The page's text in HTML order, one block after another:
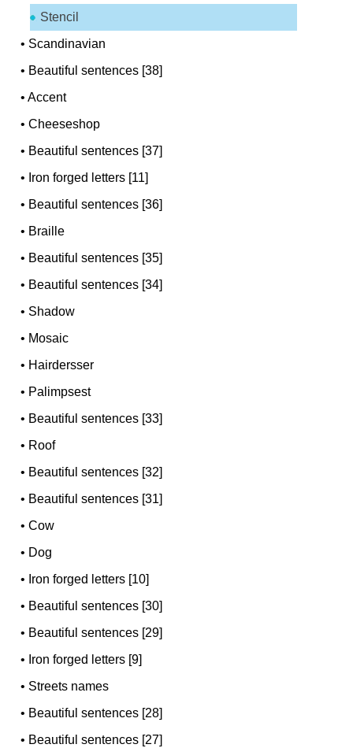
Stencil
• Scandinavian
• Beautiful sentences [38]
•Accent
•Cheeseshop
• Beautiful sentences [37]
• Iron forged letters [11]
• Beautiful sentences [36]
• Braille
• Beautiful sentences [35]
• Beautiful sentences [34]
• Shadow
• Mosaic
• Hairdersser
• Palimpsest
• Beautiful sentences [33]
• Roof
• Beautiful sentences [32]
• Beautiful sentences [31]
•Cow
• Dog
• Iron forged letters [10]
• Beautiful sentences [30]
• Beautiful sentences [29]
• Iron forged letters [9]
• Streets names
• Beautiful sentences [28]
• Beautiful sentences [27]